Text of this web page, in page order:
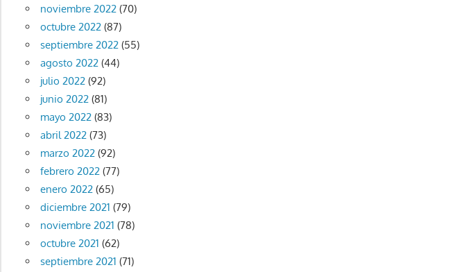
noviembre 2022(70)
octubre 2022(87)
septiembre 2022(55)
agosto 2022(44)
julio 2022(92)
junio 2022(81)
mayo 2022(83)
abril 2022(73)
marzo 2022(92)
febrero 2022(77)
enero 2022(65)
diciembre 2021 (79)
noviembre 2021 (78)
octubre 2021 (62)
septiembre 2021 (71)